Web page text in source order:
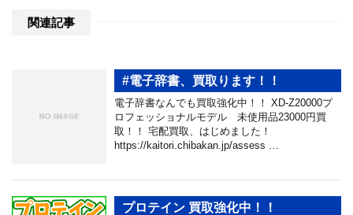
関連記事
#電子辞書、買取ります！！
電子辞書なんでも買取強化中！！ XD-Z20000プ
ロフェッショナルモデル 未使用品23000円買
取！！ 宅配買取、はじめました！
https://kaitori.chibakan.jp/assess …
プロテイン 買取強化中！！